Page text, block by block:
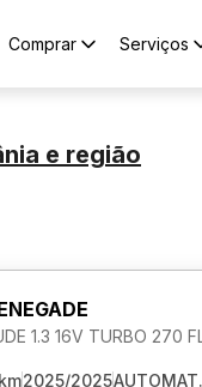
Comprar Serviços
e região
1.3 16V TURBO 270
2025/2025AUTOMAT.